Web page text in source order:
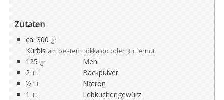
Zutaten
ca. 300 gr
Kürbis am besten Hokkaido oder Butternut
125 gr
Mehl
2 TL
Backpulver
½ TL
Natron
1 TL
Lebkuchengewürz